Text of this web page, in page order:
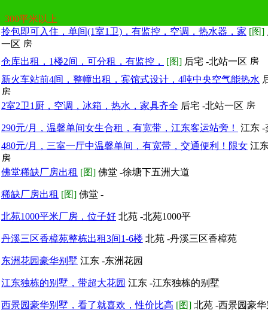
300平米以上
拎包即可入住，单间(1室1卫)，有监控，空调，热水器，家 [图]
一区
仓库出租，1楼2间，可分租，有监控，
[图] 后宅 -北站一区
新火车站前4间，整幢出租，宾馆式设计，4吨中央空气能热水
2室2卫1厨，空调，冰箱，热水，家具齐全 后宅 -北站一区
290元/月，温馨单间女生合租，有宽带，江东客运站旁！
江东
480元/月，三室一厅中温馨单间，有宽带，交通便利！限女 江
佛堂稀缺厂房出租 [图] 佛堂 -徐塘下五洲大道
稀缺厂房出租 [图] 佛堂 -
北苑1000平米厂房，位子好 北苑 -北苑1000平
丹溪三区香樟苑整栋出租3间1-6楼 北苑 -丹溪三区香樟苑
东洲花园豪华别墅 江东 -东洲花园
江东独栋的别墅，带超大花园 江东 -江东独栋的别墅
西景园豪华别墅，看了就喜欢，性价比高 [图] 北苑 -西景园豪